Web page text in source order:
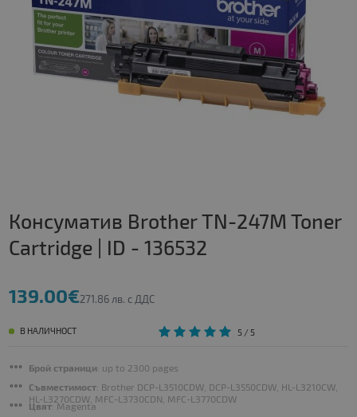
Консуматив Brother TN-247M Toner
Cartridge | ID - 136532
139.00€271.86 лв. с ДДС
В НАЛИЧНОСТ 5/ 5
Брой страници: up to 2300 pages
Съвместимост: Brother DCP-L3510CDW, DCP-L3550CDW, HL-L3210CW,
HL-L3270CDW, MFC-L3730CDN, MFC-L3770CDW
Цвят: Magenta